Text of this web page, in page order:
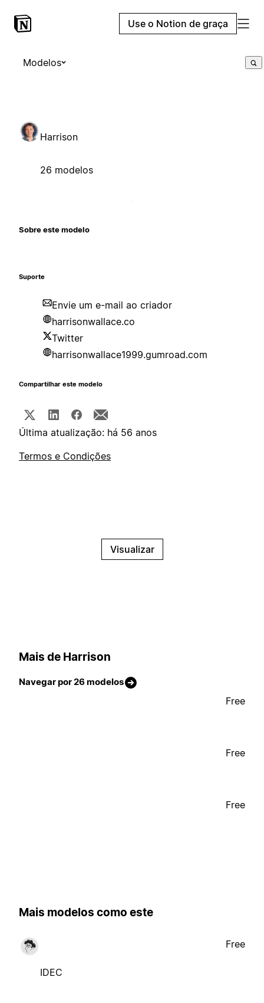
Use o Notion de graça
Modelos
Harrison
26 modelos
Sobre este modelo
Suporte
Envie um e-mail ao criador
harrisonwallace.co
Twitter
harrisonwallace1999.gumroad.com
Compartilhar este modelo
Última atualização: há 56 anos
Termos e Condições
Visualizar
Mais de Harrison
Navegar por 26 modelos
Free
Free
Free
Mais modelos como este
IDEC
Free